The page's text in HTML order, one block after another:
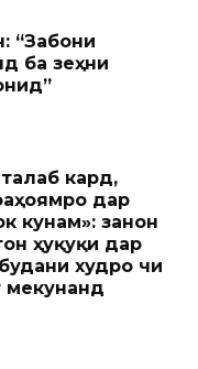
“Забони
ба зеҳни
кард,
дар
кунам»: занон
ҳуқуқи дар
худро чи
мекунанд